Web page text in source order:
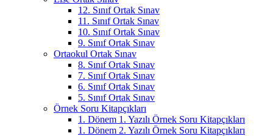
12. Sınıf Ortak Sınav
11. Sınıf Ortak Sınav
10. Sınıf Ortak Sınav
9. Sınıf Ortak Sınav
Ortaokul Ortak Sınav
8. Sınıf Ortak Sınav
7. Sınıf Ortak Sınav
6. Sınıf Ortak Sınav
5. Sınıf Ortak Sınav
Örnek Soru Kitapçıkları
1. Dönem 1. Yazılı Örnek Soru Kitapçıkları
1. Dönem 2. Yazılı Örnek Soru Kitapçıkları